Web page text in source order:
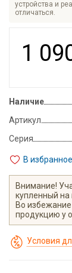
устройства и
отличаться.
1
Наличие
Артикул
Серия
В избранное
Внимание!
купленный на
Во
продукцию у
Условия